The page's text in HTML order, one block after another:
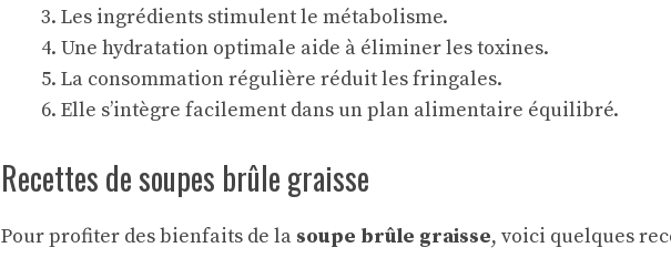
Les ingrédients stimulent le métabolisme.
Une hydratation optimale aide à éliminer les toxines.
La consommation régulière réduit les fringales.
Elle s’intègre facilement dans un plan alimentaire équilibré.
Recettes de soupes brûle graisse
Pour profiter des bienfaits de la soupe brûle graisse, voici quelques